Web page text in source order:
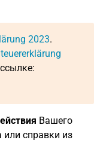
2023.
Вашего
или справки из